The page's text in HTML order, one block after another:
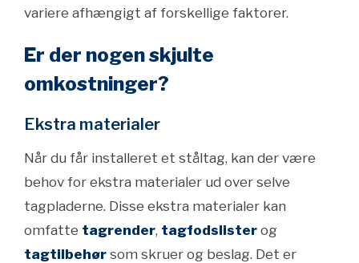
variere afhængigt af forskellige faktorer.
Er der nogen skjulte
omkostninger?
Ekstra materialer
Når du får installeret et ståltag, kan der være
behov for ekstra materialer ud over selve
tagpladerne. Disse ekstra materialer kan
omfatte tagrender, tagfodslister og
tagtilbehør som skruer og beslag. Det er